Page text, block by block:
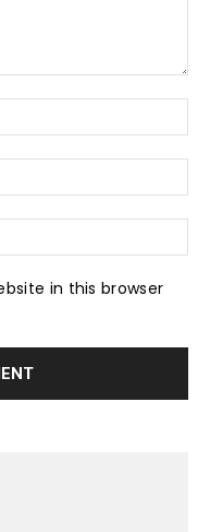
in this browser